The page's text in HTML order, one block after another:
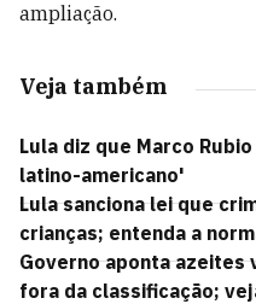
ampliação.
Veja também
Lula diz que Marco
latino-americano'
Lula sanciona lei que
crianças; entenda a
Governo aponta azeites
fora da classificação;